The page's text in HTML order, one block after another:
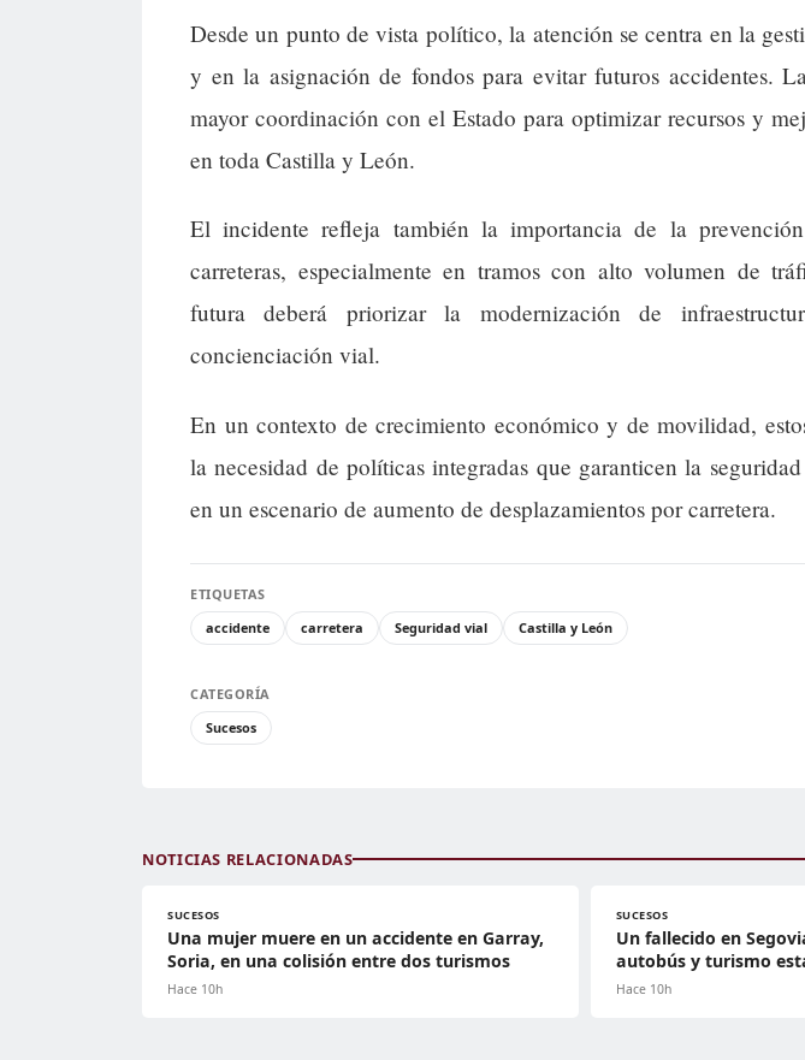
Desde un punto de vista político, la atención se centra en la
y en la asignación de fondos para evitar futuros accidentes.
mayor coordinación con el Estado para optimizar recursos y
en toda Castilla y León.
El incidente refleja también la importancia de la
carreteras, especialmente en tramos con alto volumen de
futura deberá priorizar la modernización de
concienciación vial.
En un contexto de crecimiento económico y de movilidad,
la necesidad de políticas integradas que garanticen la
en un escenario de aumento de desplazamientos por carretera.
ETIQUETAS
accidente
carretera Seguridad vial Castilla y León
CATEGORÍA
Sucesos
NOTICIAS RELACIONADAS
SUCESOS
Una mujer muere en un accidente en Garray,
Soria, en una colisión entre dos turismos
Hace 10h
SUCESOS
Un fallecido en
autobús y turismo
Hace 10h